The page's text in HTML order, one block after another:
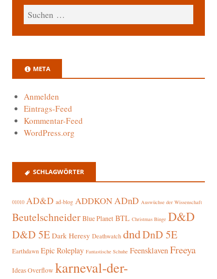
META
Anmelden
Eintrags-Feed
Kommentar-Feed
WordPress.org
SCHLAGWÖRTER
01010 AD&D ad-blog ADDKON ADnD Auswüchse der Wissenschaft
Beutelschneider Blue Planet BTL Christmas Binge D&D
D&D 5E Dark Heresy Deathwatch dndDnD 5E
Earthdawn Epic Roleplay Fantastische Schuhe FeensklavenFreeya
Ideas Overflow karneval-der-